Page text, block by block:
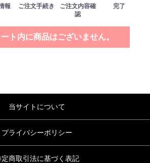
報
ご注文手続き
ご注文内容確
認
完了
ト内に商品はございません。
当サイトについて
プライバシーポリシー
定商取引法に基づく表記